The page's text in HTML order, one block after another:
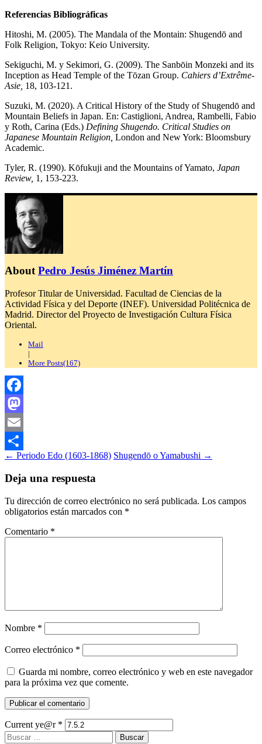
Referencias Bibliográficas
Hitoshi, M. (2005). The Mandala of the Montain: Shugendō and
Folk Religion, Tokyo: Keio University.
Sekiguchi, M. y Sekimori, G. (2009). The Sanbōin Monzeki and its
Inception as Head Temple of the Tōzan Group. Cahiers d’Extrême-
Asie, 18, 103-121.
Suzuki, M. (2020). A Critical History of the Study of Shugendō and
Mountain Beliefs in Japan. En: Castiglioni, Andrea, Rambelli, Fabio
y Roth, Carina (Eds.) Defining Shugendo. Critical Studies on
Japanese Mountain Religion, London and New York: Bloomsbury
Academic.
Tyler, R. (1990). Kōfukuji and the Mountains of Yamato, Japan
Review, 1, 153-223.
AboutPedro Jesús Jiménez Martín
Profesor Titular de Universidad. Facultad de Ciencias de la
Actividad Física y del Deporte (INEF). Universidad Politécnica de
Madrid. Director del Proyecto de Investigación Cultura Física
Oriental.
Mail
|
More Posts(167)
Facebook
Mastodon
Email
Compartir
Navegación
de
entradas
← Periodo Edo (1603-1868) Shugendō o Yamabushi →
Deja una respuesta
Tu dirección de correo electrónico no será publicada. Los campos
obligatorios están marcados con *
Comentario *
Nombre *
Correo electrónico *
Guarda mi nombre, correo electrónico y web en este navegador
para la próxima vez que comente.
Current ye@r *
Buscar: